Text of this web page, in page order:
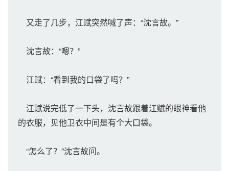
又走了几步，江赋突然喊了声：“沈言故。”
沈言故：“嗯？”
江赋：“看到我的口袋了吗？”
江赋说完低了一下头，沈言故跟着江赋的眼神看他
的衣服，见他卫衣中间是有个大口袋。
“怎么了？”沈言故问。